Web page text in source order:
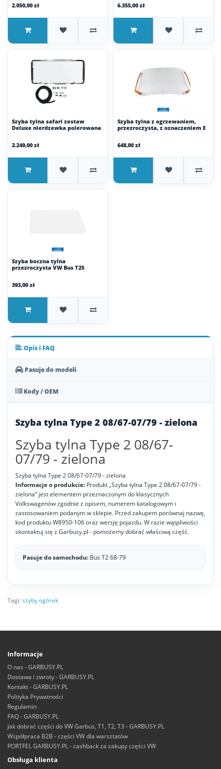
2.050,00 zł
6.355,00 zł
Szyba tylna safari zestaw
Deluxe nierdzewka polerowana
2.249,00 zł
Szyba tylna z ogrzewaniem,
przezroczysta, z oznaczeniem E
648,00 zł
Szyba boczna tylna
przezroczysta VW Bus T25
393,00 zł
Opis i FAQ
Pasuje do modeli
Kody / OEM
Szyba tylna Type 2 08/67-07/79 - zielona
Szyba tylna Type 2 08/67-
07/79 - zielona
Szyba tylna Type 2 08/67-07/79 - zielona
Informacje o produkcie: Produkt „Szyba tylna Type 2 08/67-07/79 -
zielona” jest elementem przeznaczonym do klasycznych
Volkswagenów zgodnie z opisem, numerem katalogowym i
zastosowaniem podanym w sklepie. Przed zakupem porównaj nazwę,
kod produktu W8950-106 oraz wersję pojazdu. W razie wątpliwości
skontaktuj się z Garbusy.pl - pomożemy dobrać właściwą część.
Pasuje do samochodu: Bus T2 68-79
Tagi:szyby ogórek
Informacje
O nas - GARBUSY.PL
Dostawa i zwroty - GARBUSY.PL
Kontakt - GARBUSY.PL
Polityka Prywatności
Regulamin
FAQ - GARBUSY.PL
Jak dobrać części do VW Garbus, T1, T2, T3 - GARBUSY.PL
Współpraca B2B - części VW dla warsztatów
PORTFEL GARBUSY.PL - cashback za zakupy części VW
Obsługa klienta